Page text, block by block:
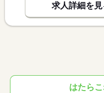
求人詳細を見
はたら